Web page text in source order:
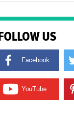
FOLLOW US
Facebook
YouTube